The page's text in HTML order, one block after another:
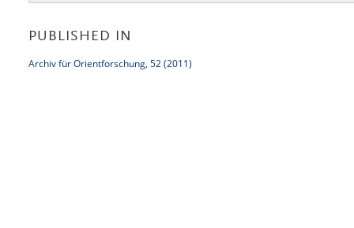
PUBLISHED IN
Archiv für Orientforschung, 52 (2011)